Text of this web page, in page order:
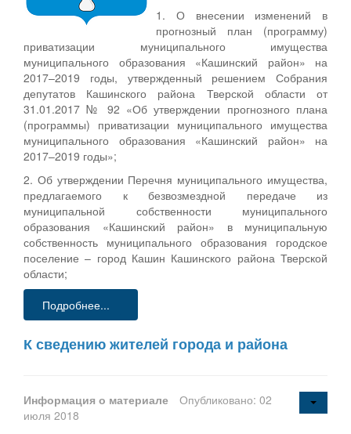
1. О внесении изменений в
прогнозный план (программу)
приватизации муниципального имущества
муниципального образования «Кашинский район» на
2017–2019 годы, утвержденный решением Собрания
депутатов Кашинского района Тверской области от
31.01.2017 № 92 «Об утверждении прогнозного плана
(программы) приватизации муниципального имущества
муниципального образования «Кашинский район» на
2017–2019 годы»;
2. Об утверждении Перечня муниципального имущества,
предлагаемого к безвозмездной передаче из
муниципальной собственности муниципального
образования «Кашинский район» в муниципальную
собственность муниципального образования городское
поселение – город Кашин Кашинского района Тверской
области;
Подробнее...
К сведению жителей города и района
Информация о материале
Опубликовано: 02
июля 2018